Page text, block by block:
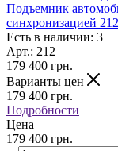
Подъемник
синхронизацией
Есть в наличии: 3
Арт.: 212
179 400 грн.
Варианты цен
179 400 грн.
Подробности
Цена
179 400 грн.